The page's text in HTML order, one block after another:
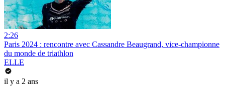
2:26
Paris 2024 : rencontre avec Cassandre Beaugrand, vice-championne
du monde de triathlon
ELLE
il y a 2 ans